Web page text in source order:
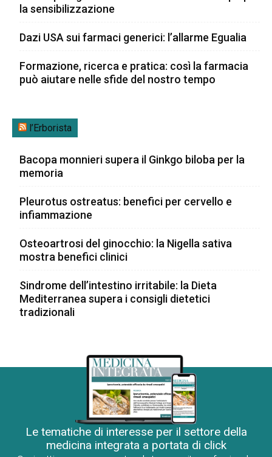
la sensibilizzazione
Dazi USA sui farmaci generici: l’allarme Egualia
Formazione, ricerca e pratica: così la farmacia
può aiutare nelle sfide del nostro tempo
l’Erborista
Bacopa monnieri supera il Ginkgo biloba per la
memoria
Pleurotus ostreatus: benefici per cervello e
infiammazione
Osteoartrosi del ginocchio: la Nigella sativa
mostra benefici clinici
Sindrome dell’intestino irritabile: la Dieta
Mediterranea supera i consigli dietetici
tradizionali
Le tematiche di interesse per il settore della
medicina integrata a portata di click